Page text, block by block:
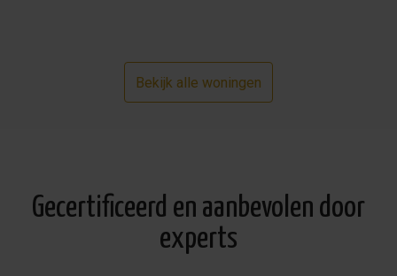
Bekijk alle woningen
Gecertificeerd en aanbevolen door
experts